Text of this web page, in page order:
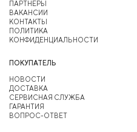
ПАРТНЕРЫ
ВАКАНСИИ
КОНТАКТЫ
ПОЛИТИКА
КОНФИДЕНЦИАЛЬНОСТИ
ПОКУПАТЕЛЬ
НОВОСТИ
ДОСТАВКА
СЕРВИСНАЯ СЛУЖБА
ГАРАНТИЯ
ВОПРОС-ОТВЕТ